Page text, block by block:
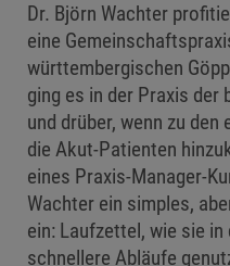
Dr. Björn Wachter
eine
württembergischen
ging es in der Praxis
und drüber, wenn zu
die Akut-Patienten
eines Praxis-Manager-
Wachter ein simples,
ein: Laufzettel, wie sie
schnellere Abläufe